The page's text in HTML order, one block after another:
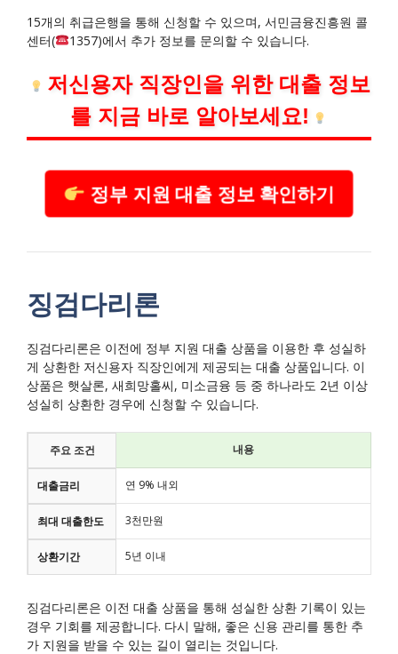
15개의 취급은행을 통해 신청할 수 있으며, 서민금융진흥원 콜
센터(
1357)에서 추가 정보를 문의할 수 있습니다.
저신용자 직장인을 위한 대출 정보
를 지금 바로 알아보세요!
정부 지원 대출 정보 확인하기
징검다리론
징검다리론은 이전에 정부 지원 대출 상품을 이용한 후 성실하
게 상환한 저신용자 직장인에게 제공되는 대출 상품입니다. 이
상품은 햇살론, 새희망홀씨, 미소금융 등 중 하나라도 2년 이상
성실히 상환한 경우에 신청할 수 있습니다.
주요 조건 내용
대출금리 연 9% 내외
최대 대출한도 3천만원
상환기간 5년 이내
징검다리론은 이전 대출 상품을 통해 성실한 상환 기록이 있는
경우 기회를 제공합니다. 다시 말해, 좋은 신용 관리를 통한 추
가 지원을 받을 수 있는 길이 열리는 것입니다.